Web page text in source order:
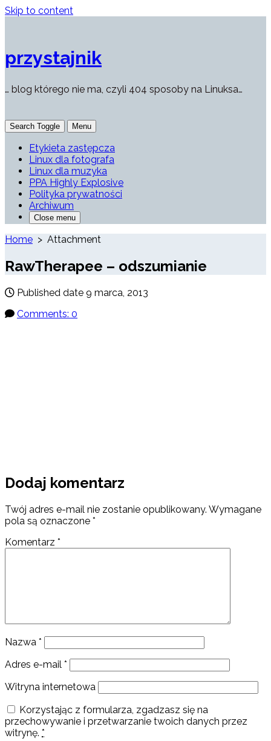
Skip to content
przystajnik
… blog którego nie ma, czyli 404 sposoby na Linuksa…
Search Toggle Menu
Etykieta zastępcza
Linux dla fotografa
Linux dla muzyka
PPA Highly Explosive
Polityka prywatności
Archiwum
Close menu
Home > Attachment
RawTherapee – odszumianie
Published date 9 marca, 2013
Comments: 0
Dodaj komentarz
Twój adres e-mail nie zostanie opublikowany. Wymagane
pola są oznaczone *
Komentarz *
Nazwa *
Adres e-mail *
Witryna internetowa
Korzystając z formularza, zgadzasz się na
przechowywanie i przetwarzanie twoich danych przez
witrynę. *